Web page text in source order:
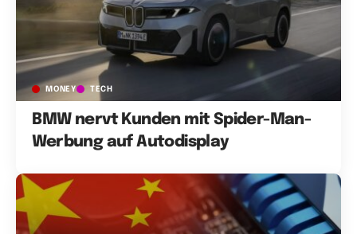
MONEY TECH
BMW nervt Kunden mit Spider-Man-
Werbung auf Autodisplay